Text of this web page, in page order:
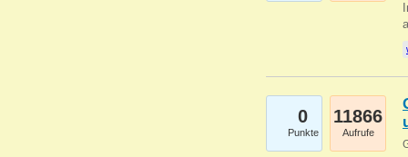
0
Punkte
11866
Aufrufe